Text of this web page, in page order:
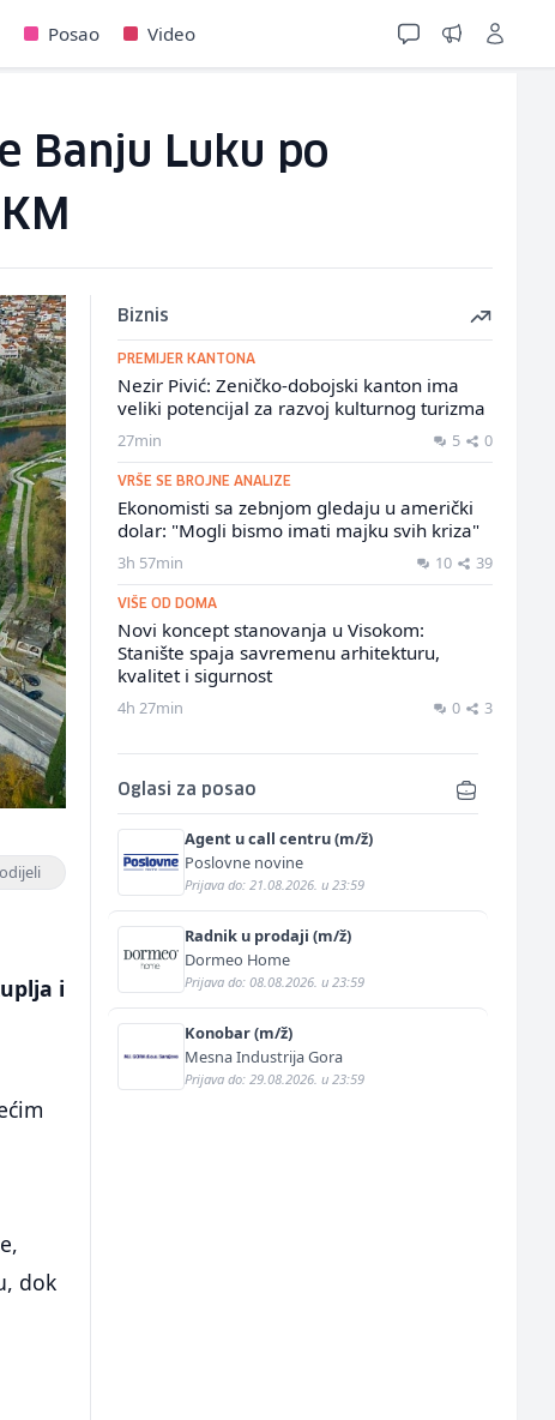
Posao Video
Banju Luku po
i
dok
Biznis
PREMIJER KANTONA
Nezir Pivić: Zeničko-dobojski kanton ima
veliki potencijal za razvoj kulturnog turizma
27min 5 0
VRŠE SE BROJNE ANALIZE
Ekonomisti sa zebnjom gledaju u američki
dolar: "Mogli bismo imati majku svih kriza"
3h 57min 10 39
VIŠE OD DOMA
Novi koncept stanovanja u Visokom:
Stanište spaja savremenu arhitekturu,
kvalitet i sigurnost
4h 27min 0 3
Oglasi za posao
Agent u call centru (m/ž)
Poslovne novine
Prijava do: 21.08.2026. u 23:59
Radnik u prodaji (m/ž)
Dormeo Home
Prijava do: 08.08.2026. u 23:59
Konobar (m/ž)
Mesna Industrija Gora
Prijava do: 29.08.2026. u 23:59